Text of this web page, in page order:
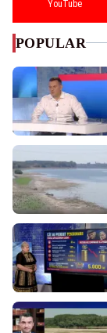
YouTube
POPULAR